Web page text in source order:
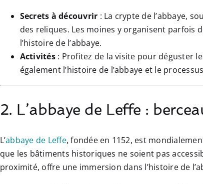
Secrets à découvrir : La crypte de l’abbaye,
des reliques. Les moines y organisent parfois
l’histoire de l’abbaye.
Activités: Profitez de la visite pour déguster
également l’histoire de l’abbaye et le
2. L’abbaye de Leffe :
L’abbaye de Leffe, fondée en 1152, est
que les bâtiments historiques ne soient pas
proximité, offre une immersion dans l’histoire de